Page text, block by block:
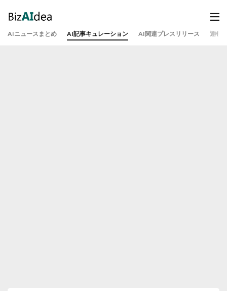
AIニュースまとめ AI記事キュレーション AI関連プレスリリース 運営